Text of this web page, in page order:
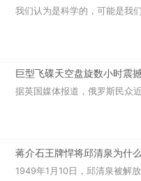
我们认为是科学的，可能是我
巨型飞碟天空盘旋数小时震
据英国媒体报道，俄罗斯民众
蒋介石王牌悍将邱清泉为什
1949年1月10日，邱清泉被解